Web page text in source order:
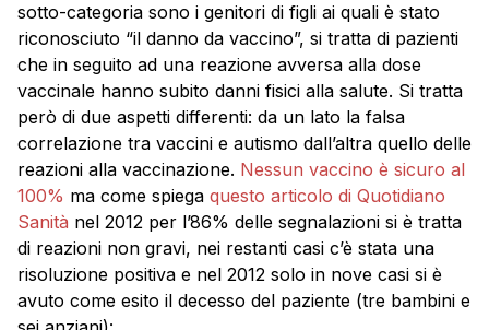
sotto-categoria sono i genitori di figli ai quali è stato
riconosciuto “il danno da vaccino”, si tratta di pazienti
che in seguito ad una reazione avversa alla dose
vaccinale hanno subito danni fisici alla salute. Si tratta
però di due aspetti differenti: da un lato la falsa
correlazione tra vaccini e autismo dall’altra quello delle
reazioni alla vaccinazione. Nessun vaccino è sicuro al
100% ma come spiega questo articolo di Quotidiano
Sanità nel 2012 per l’86% delle segnalazioni si è tratta
di reazioni non gravi, nei restanti casi c’è stata una
risoluzione positiva e nel 2012 solo in nove casi si è
avuto come esito il decesso del paziente (tre bambini e